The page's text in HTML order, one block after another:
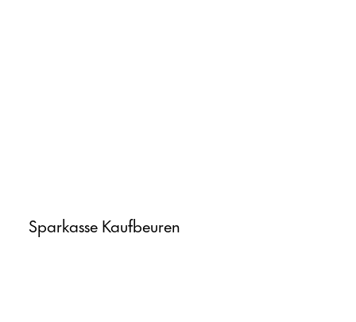
Sparkasse Kaufbeuren